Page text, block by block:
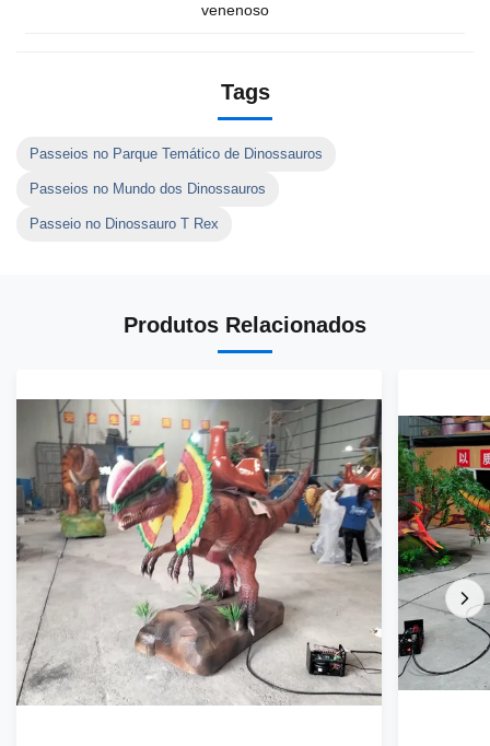
venenoso
Tags
Passeios no Parque Temático de Dinossauros
Passeios no Mundo dos Dinossauros
Passeio no Dinossauro T Rex
Produtos Relacionados